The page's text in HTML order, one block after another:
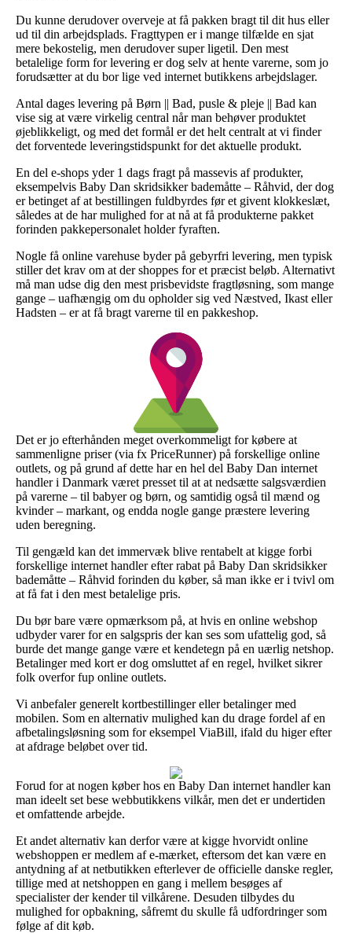
Du kunne derudover overveje at få pakken bragt til dit hus eller
ud til din arbejdsplads. Fragttypen er i mange tilfælde en sjat
mere bekostelig, men derudover super ligetil. Den mest
betalelige form for levering er dog selv at hente varerne, som jo
forudsætter at du bor lige ved internet butikkens arbejdslager.
Antal dages levering på Børn || Bad, pusle & pleje || Bad kan
vise sig at være virkelig central når man behøver produktet
øjeblikkeligt, og med det formål er det helt centralt at vi finder
det forventede leveringstidspunkt for det aktuelle produkt.
En del e-shops yder 1 dags fragt på massevis af produkter,
eksempelvis Baby Dan skridsikker bademåtte – Råhvid, der dog
er betinget af at bestillingen fuldbyrdes før et givent klokkeslæt,
således at de har mulighed for at nå at få produkterne pakket
forinden pakkepersonalet holder fyraften.
Nogle få online varehuse byder på gebyrfri levering, men typisk
stiller det krav om at der shoppes for et præcist beløb. Alternativt
må man udse dig den mest prisbevidste fragtløsning, som mange
gange – uafhængig om du opholder sig ved Næstved, Ikast eller
Hadsten – er at få bragt varerne til en pakkeshop.
Det er jo efterhånden meget overkommeligt for købere at
sammenligne priser (via fx PriceRunner) på forskellige online
outlets, og på grund af dette har en hel del Baby Dan internet
handler i Danmark været presset til at at nedsætte salgsværdien
på varerne – til babyer og børn, og samtidig også til mænd og
kvinder – markant, og endda nogle gange præstere levering
uden beregning.
Til gengæld kan det immervæk blive rentabelt at kigge forbi
forskellige internet handler efter rabat på Baby Dan skridsikker
bademåtte – Råhvid forinden du køber, så man ikke er i tvivl om
at få fat i den mest betalelige pris.
Du bør bare være opmærksom på, at hvis en online webshop
udbyder varer for en salgspris der kan ses som ufattelig god, så
burde det mange gange være et kendetegn på en uærlig netshop.
Betalinger med kort er dog omsluttet af en regel, hvilket sikrer
folk overfor fup online outlets.
Vi anbefaler generelt kortbestillinger eller betalinger med
mobilen. Som en alternativ mulighed kan du drage fordel af en
afbetalingsløsning som for eksempel ViaBill, ifald du higer efter
at afdrage beløbet over tid.
Forud for at nogen køber hos en Baby Dan internet handler kan
man ideelt set bese webbutikkens vilkår, men det er undertiden
et omfattende arbejde.
Et andet alternativ kan derfor være at kigge hvorvidt online
webshoppen er medlem af e-mærket, eftersom det kan være en
antydning af at netbutikken efterlever de officielle danske regler,
tillige med at netshoppen en gang i mellem besøges af
specialister der kender til vilkårene. Desuden tilbydes du
mulighed for opbakning, såfremt du skulle få udfordringer som
følge af dit køb.